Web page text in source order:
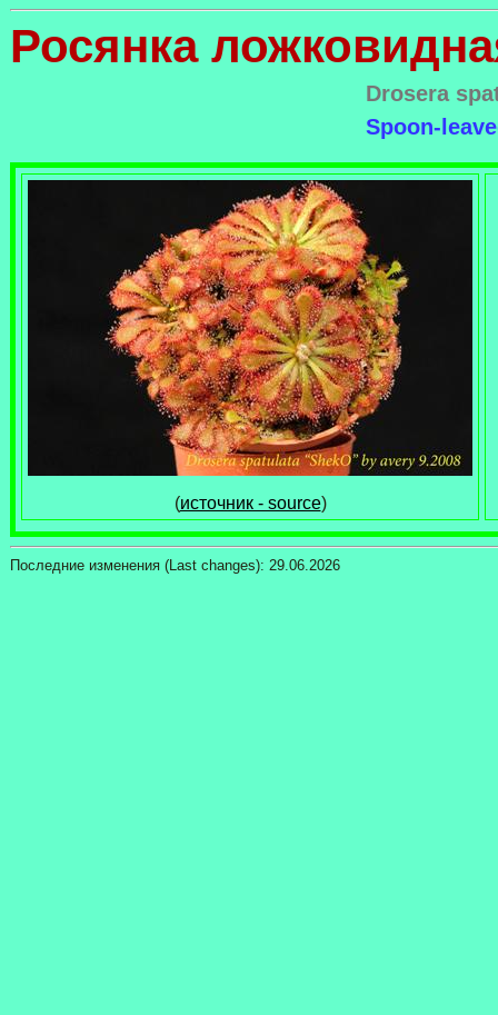
Росянка
Drosera
Spoon-
(источник - source)
Последние изменения (Last changes): 29.06.2026